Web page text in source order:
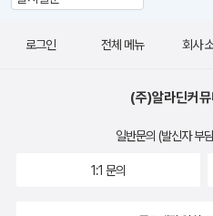
로그인 전체 메뉴 회사
(주)알라딘커
일반문의 (발신자 부
1:1 문의